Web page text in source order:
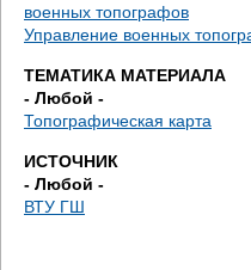
военных топографов
Управление военных
ТЕМАТИКА МАТЕРИАЛА
- Любой -
Топографическая карта
ИСТОЧНИК
- Любой -
ВТУ ГШ